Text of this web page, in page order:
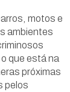
motos e
ambientes
que está na
próximas
pelos